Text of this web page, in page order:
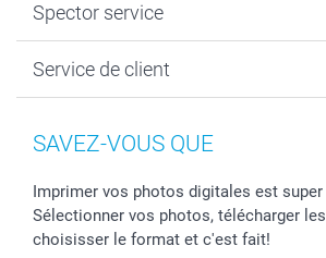
Livre photo
Développement photo & Tirage photo
Cadres photo, accessoires déco &
Stickers & Etiquettes
Plan du site
Vie privée
Spector service
smartbonus
Statut de ma commnade
Service de client
SAVEZ-VOUS QUE
Imprimer vos photos digitales est
Sélectionner vos photos, télécharger
choisisser le format et c'est fait!